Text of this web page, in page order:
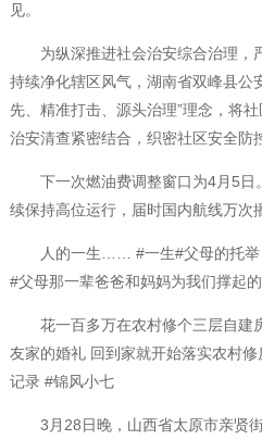
见。
为纵深推进社会治安综合治理，严
持续净化辖区风气，湖南省双峰县公
先、精准打击、源头治理”理念，将
治安清查紧密结合，织密社区安全防
下一次燃油费调整窗口为4月5日
续保持高位运行，届时国内航线万次
人的一生…… #一生#父母的托举
#父母那一辈爸爸和妈妈为我们撑起
花一百多万在农村修个三层自建
友家的婚礼 回到家就开始落实农村
记录 #锦风小七
3月28日晚，山西省太原市亲贤街